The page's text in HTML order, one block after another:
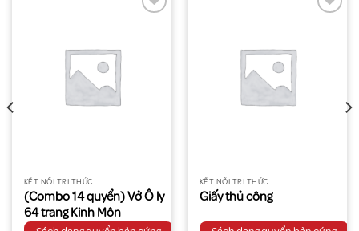
KẾT NỐI TRI THỨC
(Combo 14 quyển) Vở Ô ly
64 trang Kinh Môn
KẾT NỐI TRI THỨC
Giấy thủ công